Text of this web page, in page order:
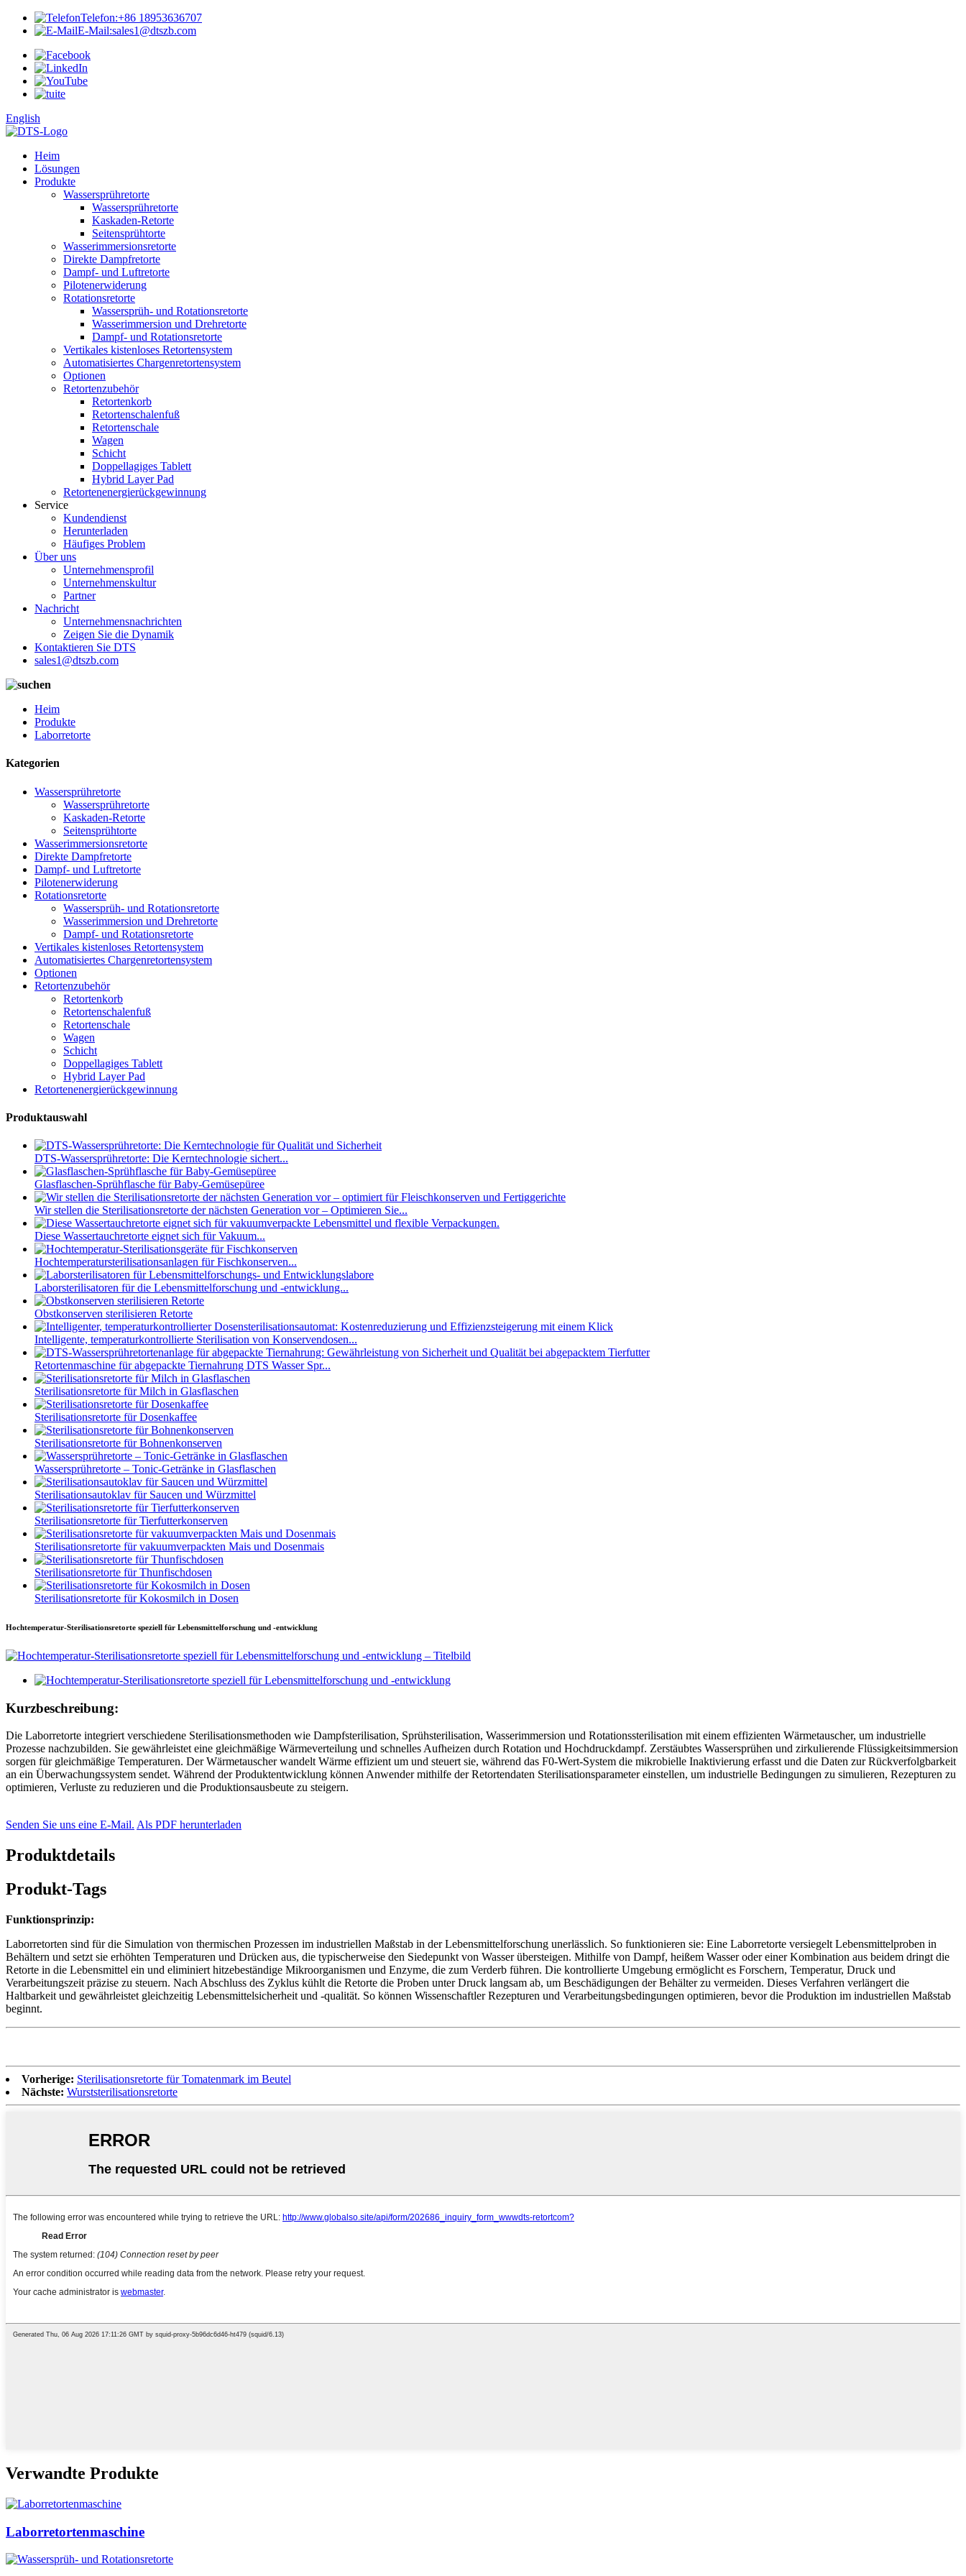
Telefon:+86 18953636707
E-Mail:sales1@dtszb.com
English
Heim
Lösungen
Produkte
Wassersprühretorte
Wassersprühretorte
Kaskaden-Retorte
Seitensprühtorte
Wasserimmersionsretorte
Direkte Dampfretorte
Dampf- und Luftretorte
Pilotenerwiderung
Rotationsretorte
Wassersprüh- und Rotationsretorte
Wasserimmersion und Drehretorte
Dampf- und Rotationsretorte
Vertikales kistenloses Retortensystem
Automatisiertes Chargenretortensystem
Optionen
Retortenzubehör
Retortenkorb
Retortenschalenfuß
Retortenschale
Wagen
Schicht
Doppellagiges Tablett
Hybrid Layer Pad
Retortenenergierückgewinnung
Service
Kundendienst
Herunterladen
Häufiges Problem
Über uns
Unternehmensprofil
Unternehmenskultur
Partner
Nachricht
Unternehmensnachrichten
Zeigen Sie die Dynamik
Kontaktieren Sie DTS
sales1@dtszb.com
Heim
Produkte
Laborretorte
Kategorien
Wassersprühretorte
Wassersprühretorte
Kaskaden-Retorte
Seitensprühtorte
Wasserimmersionsretorte
Direkte Dampfretorte
Dampf- und Luftretorte
Pilotenerwiderung
Rotationsretorte
Wassersprüh- und Rotationsretorte
Wasserimmersion und Drehretorte
Dampf- und Rotationsretorte
Vertikales kistenloses Retortensystem
Automatisiertes Chargenretortensystem
Optionen
Retortenzubehör
Retortenkorb
Retortenschalenfuß
Retortenschale
Wagen
Schicht
Doppellagiges Tablett
Hybrid Layer Pad
Retortenenergierückgewinnung
Produktauswahl
DTS-Wassersprühretorte: Die Kerntechnologie sichert...
Glasflaschen-Sprühflasche für Baby-Gemüsepüree
Wir stellen die Sterilisationsretorte der nächsten Generation vor – Optimieren Sie...
Diese Wassertauchretorte eignet sich für Vakuum...
Hochtemperatursterilisationsanlagen für Fischkonserven...
Laborsterilisatoren für die Lebensmittelforschung und -entwicklung...
Obstkonserven sterilisieren Retorte
Intelligente, temperaturkontrollierte Sterilisation von Konservendosen...
Retortenmaschine für abgepackte Tiernahrung DTS Wasser Spr...
Sterilisationsretorte für Milch in Glasflaschen
Sterilisationsretorte für Dosenkaffee
Sterilisationsretorte für Bohnenkonserven
Wassersprühretorte – Tonic-Getränke in Glasflaschen
Sterilisationsautoklav für Saucen und Würzmittel
Sterilisationsretorte für Tierfutterkonserven
Sterilisationsretorte für vakuumverpackten Mais und Dosenmais
Sterilisationsretorte für Thunfischdosen
Sterilisationsretorte für Kokosmilch in Dosen
Hochtemperatur-Sterilisationsretorte speziell für Lebensmittelforschung und -entwicklung
Kurzbeschreibung:
Die Laborretorte integriert verschiedene Sterilisationsmethoden wie Dampfsterilisation, Sprühsterilisation, Wasserimmersion und Rotationssterilisation mit einem effizienten Wärmetauscher, um industrielle
Prozesse nachzubilden. Sie gewährleistet eine gleichmäßige Wärmeverteilung und schnelles Aufheizen durch Rotation und Hochdruckdampf. Zerstäubtes Wassersprühen und zirkulierende Flüssigkeitsimmersion
sorgen für gleichmäßige Temperaturen. Der Wärmetauscher wandelt Wärme effizient um und steuert sie, während das F0-Wert-System die mikrobielle Inaktivierung erfasst und die Daten zur Rückverfolgbarkeit
an ein Überwachungssystem sendet. Während der Produktentwicklung können Anwender mithilfe der Retortendaten Sterilisationsparameter einstellen, um industrielle Bedingungen zu simulieren, Rezepturen zu
optimieren, Verluste zu reduzieren und die Produktionsausbeute zu steigern.
Senden Sie uns eine E-Mail. Als PDF herunterladen
Produktdetails
Produkt-Tags
Funktionsprinzip:
Laborretorten sind für die Simulation von thermischen Prozessen im industriellen Maßstab in der Lebensmittelforschung unerlässlich. So funktionieren sie: Eine Laborretorte versiegelt Lebensmittelproben in
Behältern und setzt sie erhöhten Temperaturen und Drücken aus, die typischerweise den Siedepunkt von Wasser übersteigen. Mithilfe von Dampf, heißem Wasser oder einer Kombination aus beidem dringt die
Retorte in die Lebensmittel ein und eliminiert hitzebeständige Mikroorganismen und Enzyme, die zum Verderb führen. Die kontrollierte Umgebung ermöglicht es Forschern, Temperatur, Druck und
Verarbeitungszeit präzise zu steuern. Nach Abschluss des Zyklus kühlt die Retorte die Proben unter Druck langsam ab, um Beschädigungen der Behälter zu vermeiden. Dieses Verfahren verlängert die
Haltbarkeit und gewährleistet gleichzeitig Lebensmittelsicherheit und -qualität. So können Wissenschaftler Rezepturen und Verarbeitungsbedingungen optimieren, bevor die Produktion im industriellen Maßstab
beginnt.
Vorherige: Sterilisationsretorte für Tomatenmark im Beutel
Nächste: Wurststerilisationsretorte
Verwandte Produkte
Laborretortenmaschine